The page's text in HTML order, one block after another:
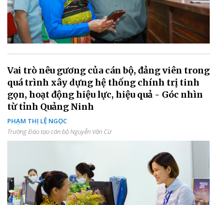
Vai trò nêu gương của cán bộ, đảng viên trong
quá trình xây dựng hệ thống chính trị tinh
gọn, hoạt động hiệu lực, hiệu quả - Góc nhìn
từ tỉnh Quảng Ninh
PHẠM THỊ LỆ NGỌC
Trường Đào tạo cán bộ Nguyễn Văn Cừ